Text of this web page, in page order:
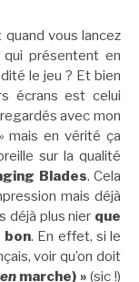
vous lancez
qui présentent en
le jeu ? Et bien
écrans est celui
regardés avec mon
mais en vérité ça
sur la qualité
Blades. Cela
mais déjà
déjà plus nier que
bon. En effet, si le
voir qu’on doit
marche) »(sic !)